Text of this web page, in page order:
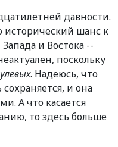
давности.
исторический шанс к
и Востока --
поскольку
. Надеюсь, что
и она
А что касается
то здесь больше